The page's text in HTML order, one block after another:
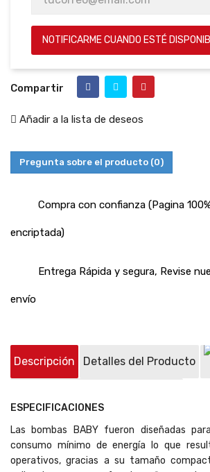
NOTIFICARME CUANDO ESTÉ
Compartir
Añadir a la lista de deseos
Pregunta sobre el producto (0)
Compra con confianza (Pagina
encriptada)
Entrega Rápida y segura, Revise
envío
Descripción Detalles del Producto
ESPECIFICACIONES
Las bombas BABY fueron diseñadas
consumo mínimo de energía lo que
operativos, gracias a su tamaño